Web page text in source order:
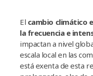
El cambio climático
la frecuencia e
impactan a nivel
escala local en las
está exenta de esta